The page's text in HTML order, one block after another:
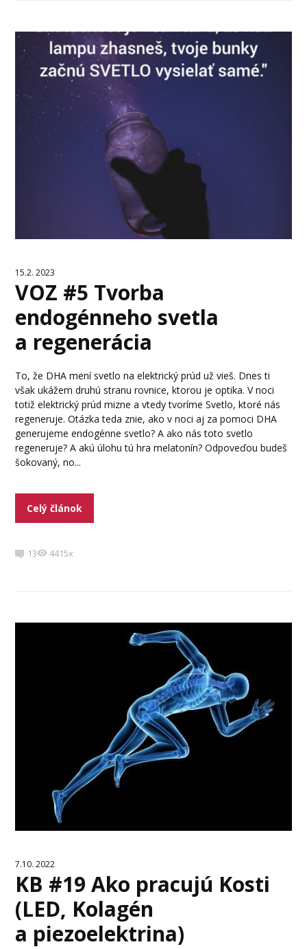
15.2. 2023
VOZ #5 Tvorba
endogénneho svetla
a regenerácia
To, že DHA mení svetlo na elektrický prúd už vieš. Dnes ti
však ukážem druhú stranu rovnice, ktorou je optika. V noci
totiž elektrický prúd mizne a vtedy tvoríme Svetlo, ktoré nás
regeneruje. Otázka teda znie, ako v noci aj za pomoci DHA
generujeme endogénne svetlo? A ako nás toto svetlo
regeneruje? A akú úlohu tú hra melatonín? Odpoveďou budeš
šokovaný, no...
Celý článok
13 4415x
7.10. 2022
KB #19 Ako pracujú Kosti
(LED, Kolagén
a piezoelektrina)